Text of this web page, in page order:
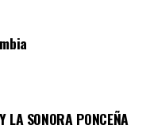
LA SONORA PONCEÑA